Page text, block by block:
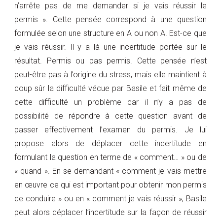
n’arrête pas de me demander si je vais réussir le
permis ». Cette pensée correspond à une question
formulée selon une structure en A ou non A. Est-ce que
je vais réussir. Il y a là une incertitude portée sur le
résultat. Permis ou pas permis. Cette pensée n’est
peut-être pas à l’origine du stress, mais elle maintient à
coup sûr la difficulté vécue par Basile et fait même de
cette difficulté un problème car il n’y a pas de
possibilité de répondre à cette question avant de
passer effectivement l’examen du permis. Je lui
propose alors de déplacer cette incertitude en
formulant la question en terme de « comment… » ou de
« quand ». En se demandant « comment je vais mettre
en œuvre ce qui est important pour obtenir mon permis
de conduire » ou en « comment je vais réussir », Basile
peut alors déplacer l’incertitude sur la façon de réussir